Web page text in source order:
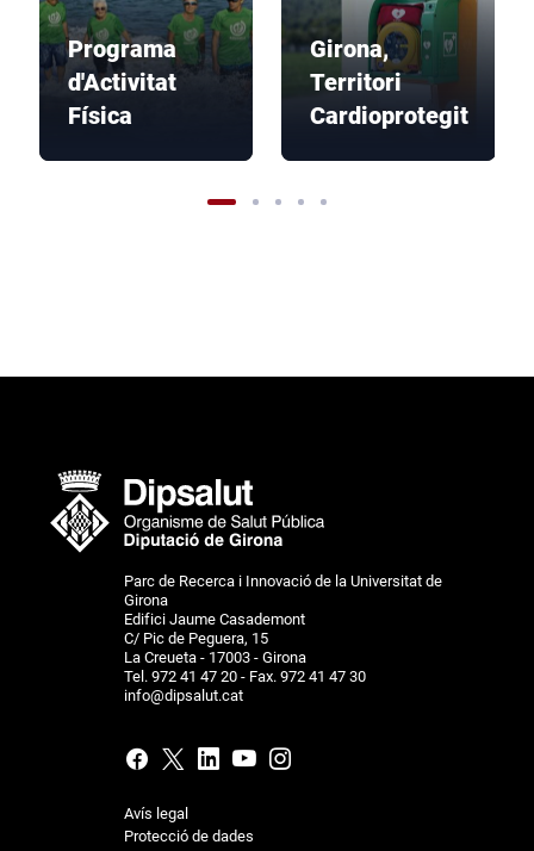
Programa
d'Activitat
Física
Girona,
Territori
Cardioprotegit
Parc de Recerca i Innovació de la Universitat de
Girona
Edifici Jaume Casademont
C/ Pic de Peguera, 15
La Creueta - 17003 - Girona
Tel. 972 41 47 20 - Fax. 972 41 47 30
info@dipsalut.cat
Avís legal
Protecció de dades